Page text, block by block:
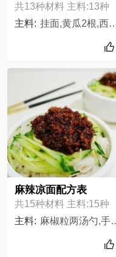
共13种材料 主料:13种
主料: 挂面,黄瓜2根,西红柿2个,芝麻酱2大勺,蒜4瓣,花椒一把,醋适量,香油适量,盐适量,八角两个,鸡精少许,生抽少许,油泼辣子根据个人喜好
麻辣凉面配方表
共15种材料 主料:15种
主料: 麻椒粒两汤勺,手擀面或压面或挂面适量,肉末适量,黄瓜丝适量,花椒粒一汤勺,葱,姜,辣椒粉一汤勺,豆瓣酱一汤勺,五香粉一茶勺,生抽一汤勺,蚝油一汤勺,盐适量,料酒一茶勺,白糖一茶勺